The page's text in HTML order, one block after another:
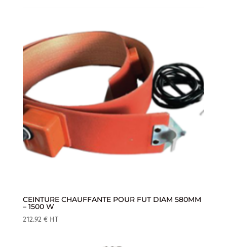
CEINTURE CHAUFFANTE POUR FUT DIAM 580MM
– 1500 W
212.92 € HT